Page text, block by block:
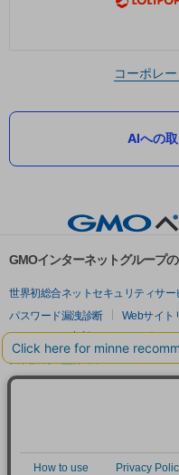
コーポレ
AIへの
GMOインターネットグループ
世界初総合ネットセキュリティサー
パスワード漏洩診断
Webサイト
セキュリティ相談AIチャットボット
実在証明・盗聴対策
サイバー攻撃対策（GMOサイバー